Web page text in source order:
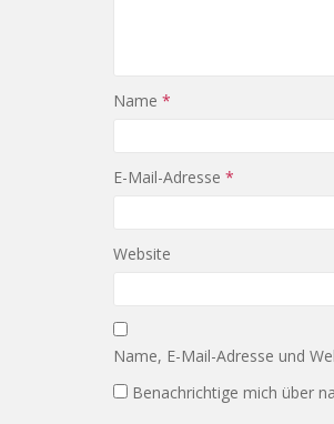
Name *
E-Mail-Adresse *
Website
Name, E-Mail-Adresse und
Benachrichtige mich über